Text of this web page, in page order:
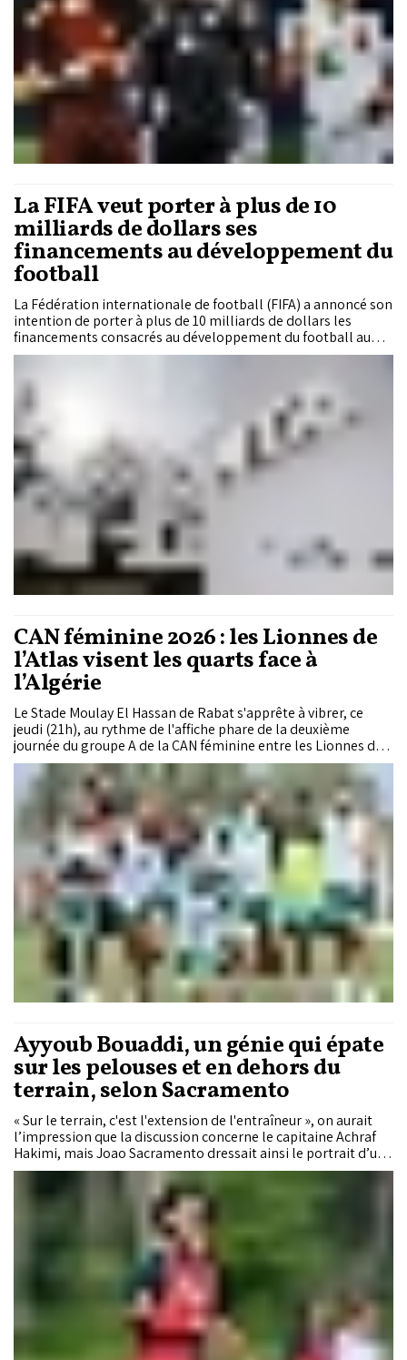
La FIFA veut porter à plus de 10
milliards de dollars ses
financements au développement du
football
La Fédération internationale de football (FIFA) a annoncé son
intention de porter à plus de 10 milliards de dollars les
financements consacrés au développement du football au
cours des quatre prochaines années, un projet sans précédent
l'approbation de la majorité de ses 211 associations
membres ainsi qu'au feu vert du Conseil de la FIFA.
CAN féminine 2026 : les Lionnes de
l’Atlas visent les quarts face à
l’Algérie
Le Stade Moulay El Hassan de Rabat s'apprête à vibrer, ce
jeudi (21h), au rythme de l'affiche phare de la deuxième
journée du groupe A de la CAN féminine entre les Lionnes de
l'Atlas et l'Algérie. Après avoir parfaitement lancé leur
campagne continentale grâce à deux victoires convaincantes
lors de la première journée, les deux sélections se retrouvent
pour un derby maghrébin qui promet une lutte acharnée. En
jeu, la première place du groupe, mais surtout une
qualification anticipée pour les quarts de finale.
Ayyoub Bouaddi, un génie qui épate
sur les pelouses et en dehors du
terrain, selon Sacramento
« Sur le terrain, c'est l'extension de l'entraîneur », on aurait
l’impression que la discussion concerne le capitaine Achraf
Hakimi, mais Joao Sacramento dressait ainsi le portrait d’un
jeune médian qui a subjugué la planète foot lors du Mondial
2026 : Ayyoub Bouaddi. Pour l’adjoint de Mohamed Ouahbi, le
jeune Lillois est un exemple d’intelligence et de maturité, un
joueur promis à un bel avenir et capable de tenir son rang
dans les plus grandes écuries européennes.